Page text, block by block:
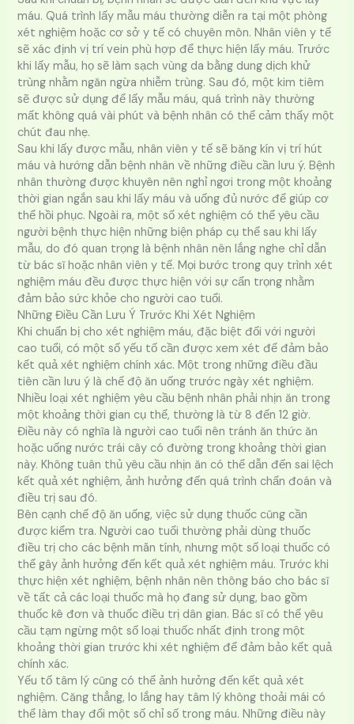
máu. Quá trình lấy mẫu máu thường diễn ra tại một phòng
xét nghiệm hoặc cơ sở y tế có chuyên môn. Nhân viên y tế
sẽ xác định vị trí vein phù hợp để thực hiện lấy máu. Trước
khi lấy mẫu, họ sẽ làm sạch vùng da bằng dung dịch khử
trùng nhằm ngăn ngừa nhiễm trùng. Sau đó, một kim tiêm
sẽ được sử dụng để lấy mẫu máu, quá trình này thường
mất không quá vài phút và bệnh nhân có thể cảm thấy một
chút đau nhẹ.
Sau khi lấy được mẫu, nhân viên y tế sẽ băng kín vị trí hút
máu và hướng dẫn bệnh nhân về những điều cần lưu ý. Bệnh
nhân thường được khuyên nên nghỉ ngơi trong một khoảng
thời gian ngắn sau khi lấy máu và uống đủ nước để giúp cơ
thể hồi phục. Ngoài ra, một số xét nghiệm có thể yêu cầu
người bệnh thực hiện những biện pháp cụ thể sau khi lấy
mẫu, do đó quan trọng là bệnh nhân nên lắng nghe chỉ dẫn
từ bác sĩ hoặc nhân viên y tế. Mọi bước trong quy trình xét
nghiệm máu đều được thực hiện với sự cẩn trọng nhằm
đảm bảo sức khỏe cho người cao tuổi.
Những Điều Cần Lưu Ý Trước Khi Xét Nghiệm
Khi chuẩn bị cho xét nghiệm máu, đặc biệt đối với người
cao tuổi, có một số yếu tố cần được xem xét để đảm bảo
kết quả xét nghiệm chính xác. Một trong những điều đầu
tiên cần lưu ý là chế độ ăn uống trước ngày xét nghiệm.
Nhiều loại xét nghiệm yêu cầu bệnh nhân phải nhịn ăn trong
một khoảng thời gian cụ thể, thường là từ 8 đến 12 giờ.
Điều này có nghĩa là người cao tuổi nên tránh ăn thức ăn
hoặc uống nước trái cây có đường trong khoảng thời gian
này. Không tuân thủ yêu cầu nhịn ăn có thể dẫn đến sai lệch
kết quả xét nghiệm, ảnh hưởng đến quá trình chẩn đoán và
điều trị sau đó.
Bên cạnh chế độ ăn uống, việc sử dụng thuốc cũng cần
được kiểm tra. Người cao tuổi thường phải dùng thuốc
điều trị cho các bệnh mãn tính, nhưng một số loại thuốc có
thể gây ảnh hưởng đến kết quả xét nghiệm máu. Trước khi
thực hiện xét nghiệm, bệnh nhân nên thông báo cho bác sĩ
về tất cả các loại thuốc mà họ đang sử dụng, bao gồm
thuốc kê đơn và thuốc điều trị dân gian. Bác sĩ có thể yêu
cầu tạm ngừng một số loại thuốc nhất định trong một
khoảng thời gian trước khi xét nghiệm để đảm bảo kết quả
chính xác.
Yếu tố tâm lý cũng có thể ảnh hưởng đến kết quả xét
nghiệm. Căng thẳng, lo lắng hay tâm lý không thoải mái có
thể làm thay đổi một số chỉ số trong máu. Những điều này